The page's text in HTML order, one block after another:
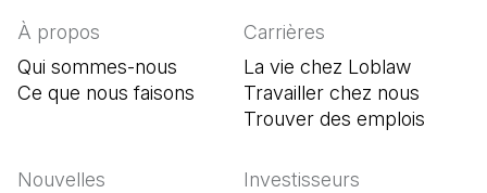
À propos
Qui sommes-nous
Ce que nous faisons
Carrières
La vie chez Loblaw
Travailler chez nous
Trouver des emplois
Nouvelles
Investisseurs